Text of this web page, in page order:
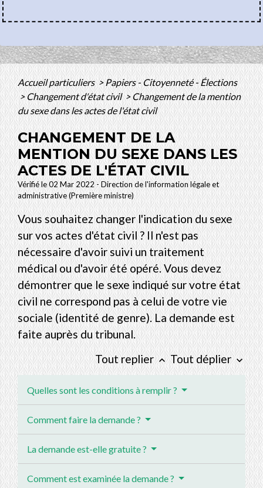
Accueil particuliers>Papiers - Citoyenneté - Élections
>Changement d'état civil> Changement de la mention
du sexe dans les actes de l'état civil
CHANGEMENT DE LA
MENTION DU SEXE DANS LES
ACTES DE L'ÉTAT CIVIL
Vérifié le 02 Mar 2022 - Direction de l'information légale et
administrative (Première ministre)
Vous souhaitez changer l'indication du sexe
sur vos actes d'état civil ? Il n'est pas
nécessaire d'avoir suivi un traitement
médical ou d'avoir été opéré. Vous devez
démontrer que le sexe indiqué sur votre état
civil ne correspond pas à celui de votre vie
sociale (identité de genre). La demande est
faite auprès du tribunal.
Tout replier keyboard_arrow_up Tout déplier keyboard_arrow_down
Quelles sont les conditions à remplir ?
Comment faire la demande ?
La demande est-elle gratuite ?
Comment est examinée la demande ?